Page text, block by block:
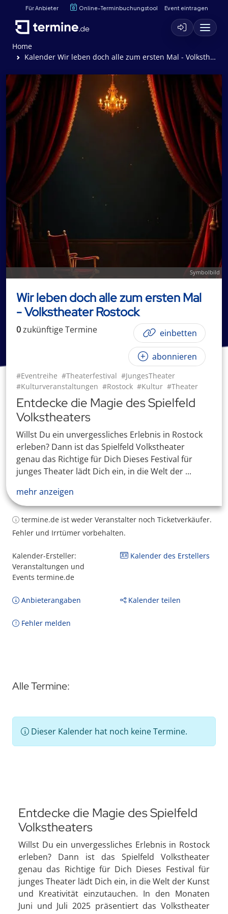
Für Anbieter Online-Terminbuchungstool Event eintragen
Home
Kalender Wir leben doch alle zum ersten Mal - Volkstheater Rostock
Symbolbild
Wir leben doch alle zum ersten Mal
- Volkstheater Rostock
0zukünftigeTermine einbetten
abonnieren
#Eventreihe #Theaterfestival #JungesTheater
#Kulturveranstaltungen #Rostock #Kultur #Theater
Entdecke die Magie des Spielfeld
Volkstheaters
Willst Du ein unvergessliches Erlebnis in Rostock
erleben? Dann ist das Spielfeld Volkstheater
genau das Richtige für Dich Dieses Festival für
junges Theater lädt Dich ein, in die Welt der ...
mehr anzeigen
termine.de ist weder Veranstalter noch Ticketverkäufer.
Fehler und Irrtümer vorbehalten.
Kalender-Ersteller:
Veranstaltungen und
Events termine.de
Kalender des Erstellers
Anbieterangaben Kalender teilen
Fehler melden
Alle Termine:
Dieser Kalender hat noch keine Termine.
Entdecke die Magie des Spielfeld
Volkstheaters
Willst Du ein unvergessliches Erlebnis in Rostock
erleben? Dann ist das Spielfeld Volkstheater
genau das Richtige für Dich Dieses Festival für
junges Theater lädt Dich ein, in die Welt der Kunst
und Kreativität einzutauchen. In den Monaten
Juni und Juli 2025 präsentiert das Volkstheater